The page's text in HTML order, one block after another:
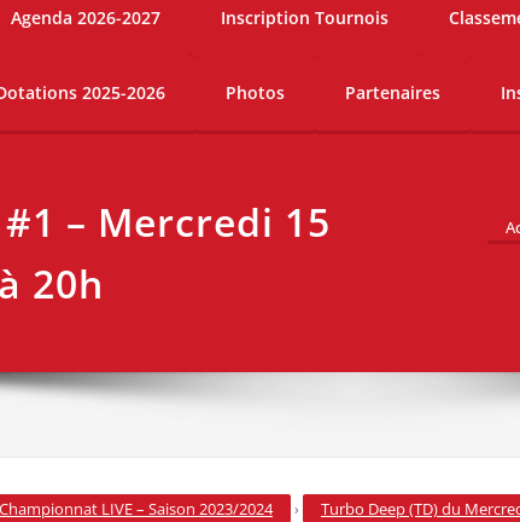
Agenda 2026-2027 Inscription Tournois
2025-2026 Photos Partenaires
– Mercredi 15
20h
Championnat LIVE – Saison 2023/2024 › Turbo Deep (TD) du